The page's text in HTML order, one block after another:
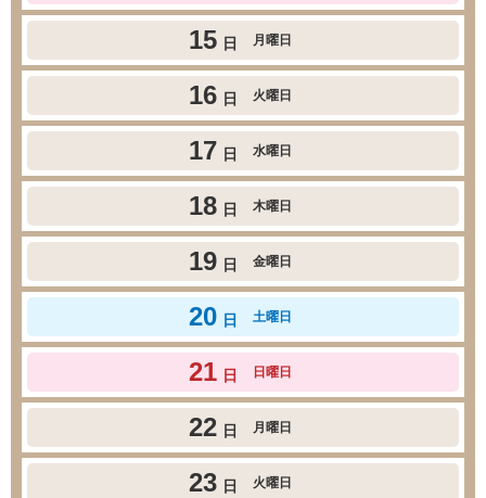
15 日 月曜日
16 日 火曜日
17 日 水曜日
18 日 木曜日
19 日 金曜日
20 日 土曜日
21 日 日曜日
22 日 月曜日
23 日 火曜日